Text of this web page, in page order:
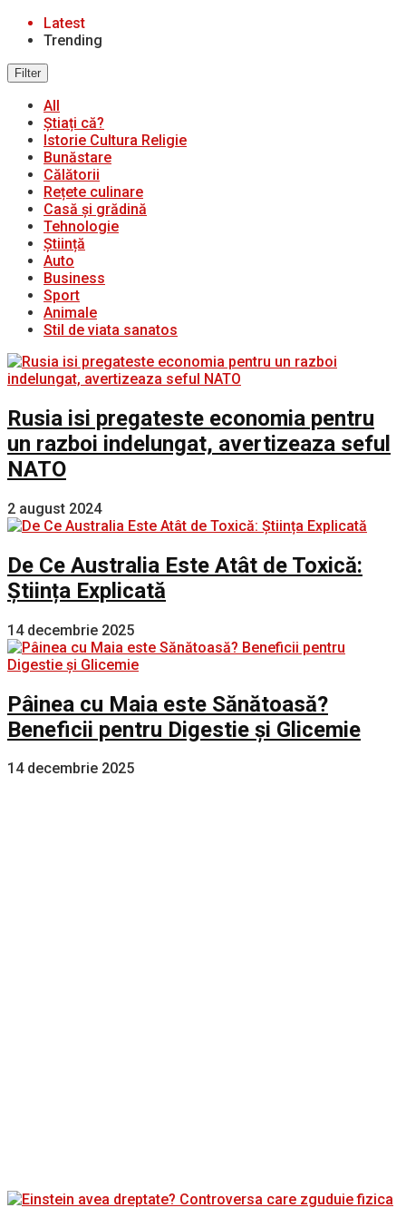
Latest
Trending
Filter
All
Știați că?
Istorie Cultura Religie
Bunăstare
Călătorii
Rețete culinare
Casă și grădină
Tehnologie
Știință
Auto
Business
Sport
Animale
Stil de viata sanatos
Rusia isi pregateste economia pentru
un razboi indelungat, avertizeaza seful
NATO
2 august 2024
De Ce Australia Este Atât de Toxică:
Știința Explicată
14 decembrie 2025
Pâinea cu Maia este Sănătoasă?
Beneficii pentru Digestie și Glicemie
14 decembrie 2025